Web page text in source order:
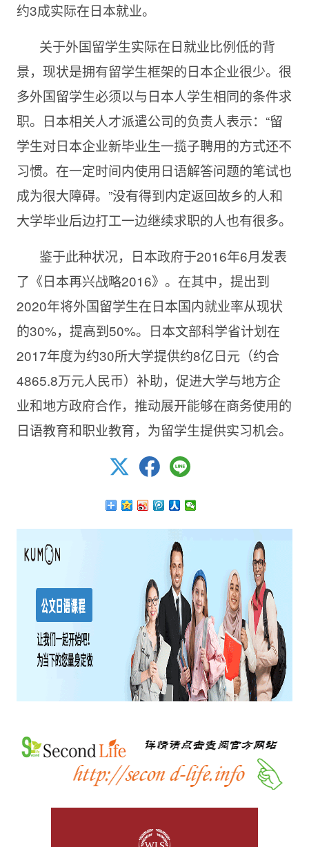
约3成实际在日本就业。
关于外国留学生实际在日就业比例低的背
景，现状是拥有留学生框架的日本企业很少。很
多外国留学生必须以与日本人学生相同的条件求
职。日本相关人才派遣公司的负责人表示：“留
学生对日本企业新毕业生一揽子聘用的方式还不
习惯。在一定时间内使用日语解答问题的笔试也
成为很大障碍。”没有得到内定返回故乡的人和
大学毕业后边打工一边继续求职的人也有很多。
鉴于此种状况，日本政府于2016年6月发表
了《日本再兴战略2016》。在其中，提出到
2020年将外国留学生在日本国内就业率从现状
的30%，提高到50%。日本文部科学省计划在
2017年度为约30所大学提供约8亿日元（约合
4865.8万元人民币）补助，促进大学与地方企
业和地方政府合作，推动展开能够在商务使用的
日语教育和职业教育，为留学生提供实习机会。